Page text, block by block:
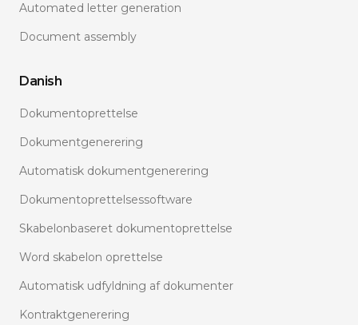
Automated letter generation
Document assembly
Danish
Dokumentoprettelse
Dokumentgenerering
Automatisk dokumentgenerering
Dokumentoprettelsessoftware
Skabelonbaseret dokumentoprettelse
Word skabelon oprettelse
Automatisk udfyldning af dokumenter
Kontraktgenerering